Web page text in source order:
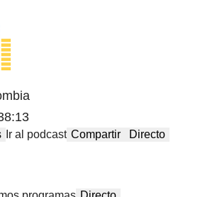
Ir al podcast Compartir Directo